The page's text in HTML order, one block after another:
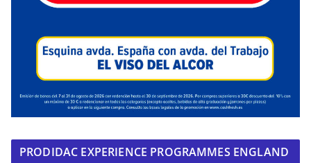
PRODIDAC EXPERIENCE PROGRAMMES ENGLAND